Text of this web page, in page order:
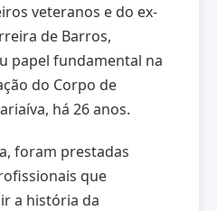
veteranos e do ex-
de Barros,
papel fundamental na
do Corpo de
há 26 anos.
foram prestadas
que
a história da